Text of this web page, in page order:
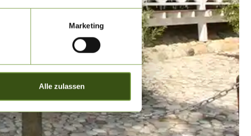
Marketing
Alle zulassen